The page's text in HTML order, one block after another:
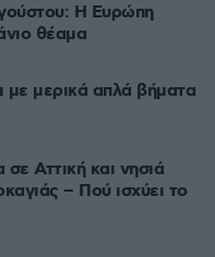
Η Ευρώπη
θέαμα
με μερικά απλά βήματα
Αττική και νησιά
– Πού ισχύει το